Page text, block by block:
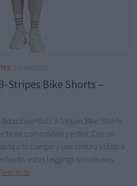
Stripes Bike Shorts –
Essentials 3-Stripes Bike Shorts
de comodidad y estilo. Con un
a tu cuerpo y una cintura elástica
estos leggings son ideales
leer más